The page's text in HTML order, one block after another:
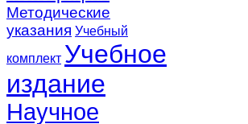
Методические
указания Учебный
комплект Учебное
издание
Научное